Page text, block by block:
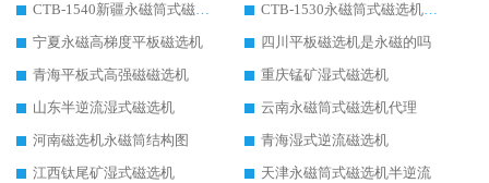
CTB-1540新疆永磁筒式磁选机
CTB-1530永磁筒式磁选机代理商
宁夏永磁高梯度平板磁选机
四川平板磁选机是永磁的吗
青海平板式高强磁磁选机
重庆锰矿湿式磁选机
山东半逆流湿式磁选机
云南永磁筒式磁选机代理
河南磁选机永磁筒结构图
青海湿式逆流磁选机
江西钛尾矿湿式磁选机
天津永磁筒式磁选机半逆流